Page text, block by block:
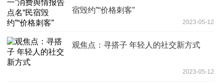
宿毁约”“价格刺客”
2023-05-12
观焦点：寻搭子 年轻人的社交新方式
2023-05-12